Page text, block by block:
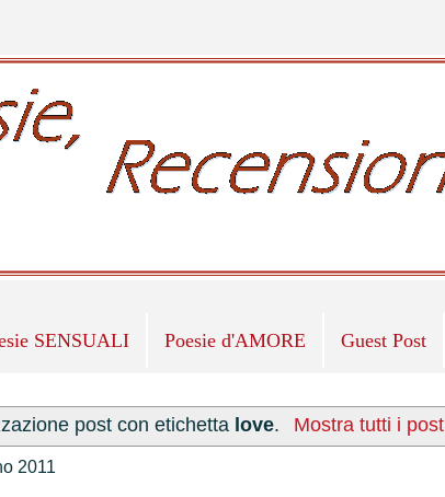
SENSUALI Poesie d'AMORE Guest Post
post con etichetta love. Mostra tutti i post
2011